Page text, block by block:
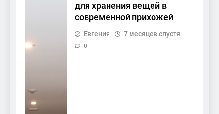
для хранения вещей в
современной прихожей
Евгения 7 месяцев спустя
0